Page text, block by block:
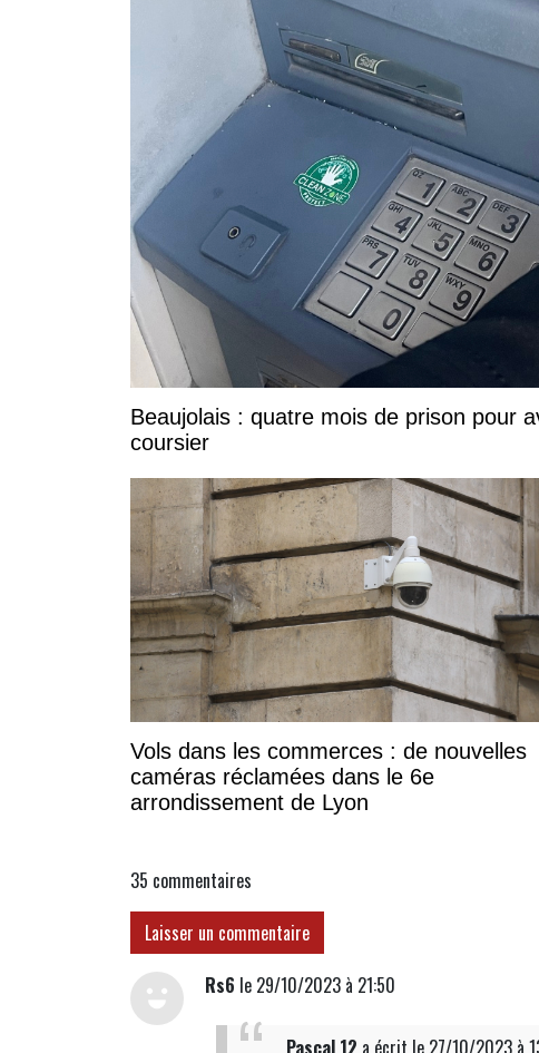
Beaujolais : quatre mois de prison pour
coursier
Vols dans les commerces : de nouvelles
caméras réclamées dans le 6e
arrondissement de Lyon
35 commentaires
Laisser un commentaire
Rs6 le 29/10/2023 à 21:50
Pascal 12 a écrit le 27/10/2023 à